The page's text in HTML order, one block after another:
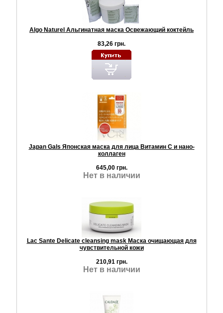
Algo Naturel Альгинатная маска Освежающий коктейль
83,26 грн.
Japan Gals Японская маска для лица Витамин С и нано-
коллаген
645,00 грн.
Нет в наличии
Lac Sante Delicate cleansing mask Маска очищающая для
чувствительной кожи
210,91 грн.
Нет в наличии